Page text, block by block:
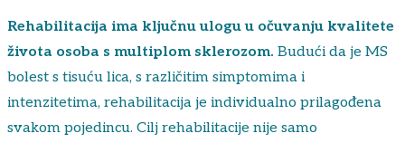
Rehabilitacija ima ključnu ulogu u očuvanju kvalitete
života osoba s multiplom sklerozom. Budući da je MS
bolest s tisuću lica, s različitim simptomima i
intenzitetima, rehabilitacija je individualno prilagođena
svakom pojedincu. Cilj rehabilitacije nije samo